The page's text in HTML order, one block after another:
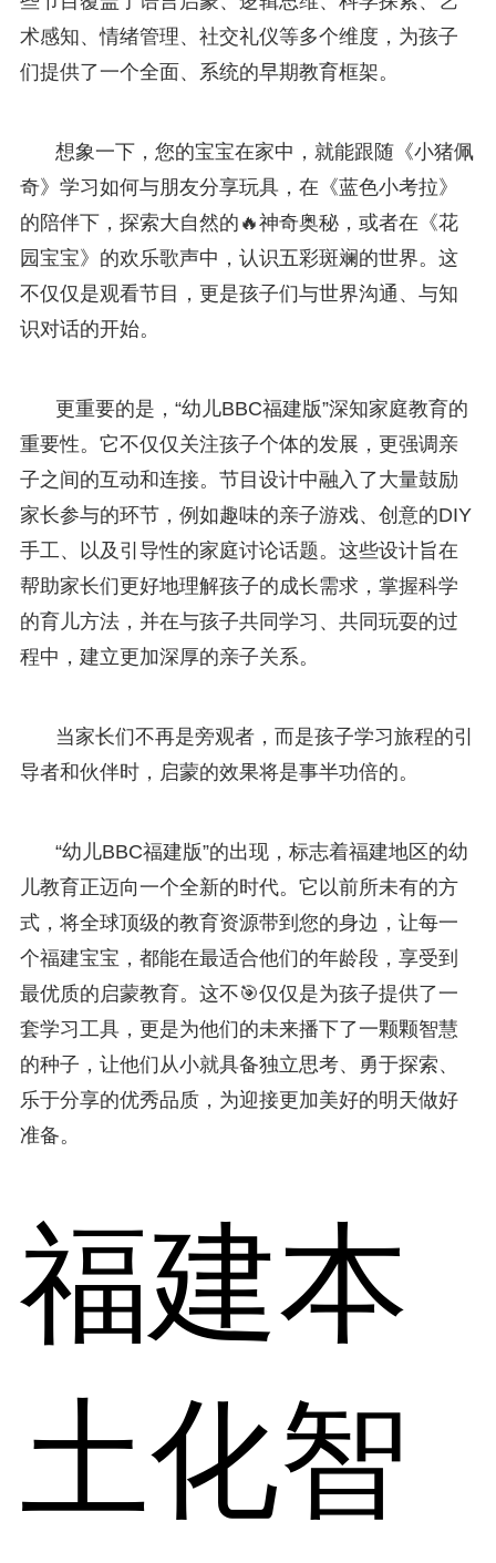
术感知、情绪管理、社交礼仪等多个维度，为孩子
们提供了一个全面、系统的早期教育框架。
想象一下，您的宝宝在家中，就能跟随《小猪佩
奇》学习如何与朋友分享玩具，在《蓝色小考拉》
的陪伴下，探索大自然的🔥神奇奥秘，或者在《花
园宝宝》的欢乐歌声中，认识五彩斑斓的世界。这
不仅仅是观看节目，更是孩子们与世界沟通、与知
识对话的开始。
更重要的是，“幼儿BBC福建版”深知家庭教育的
重要性。它不仅仅关注孩子个体的发展，更强调亲
子之间的互动和连接。节目设计中融入了大量鼓励
家长参与的环节，例如趣味的亲子游戏、创意的DIY
手工、以及引导性的家庭讨论话题。这些设计旨在
帮助家长们更好地理解孩子的成长需求，掌握科学
的育儿方法，并在与孩子共同学习、共同玩耍的过
程中，建立更加深厚的亲子关系。
当家长们不再是旁观者，而是孩子学习旅程的引
导者和伙伴时，启蒙的效果将是事半功倍的。
“幼儿BBC福建版”的出现，标志着福建地区的幼
儿教育正迈向一个全新的时代。它以前所未有的方
式，将全球顶级的教育资源带到您的身边，让每一
个福建宝宝，都能在最适合他们的年龄段，享受到
最优质的启蒙教育。这不🎯仅仅是为孩子提供了一
套学习工具，更是为他们的未来播下了一颗颗智慧
的种子，让他们从小就具备独立思考、勇于探索、
乐于分享的优秀品质，为迎接更加美好的明天做好
准备。
福建本
土化智